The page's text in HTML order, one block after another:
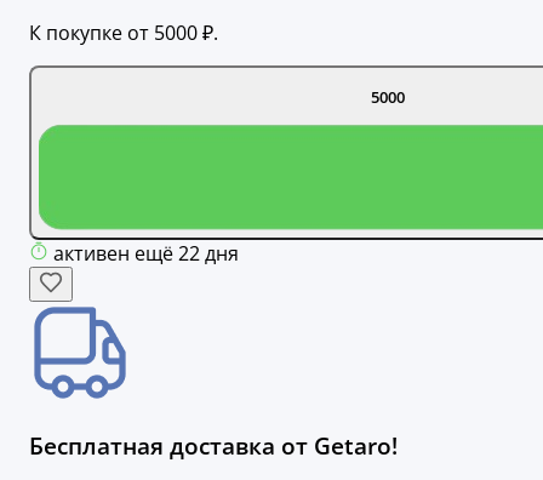
К покупке от 5000 ₽.
5000
активен ещё 22 дня
Бесплатная доставка от Getaro!